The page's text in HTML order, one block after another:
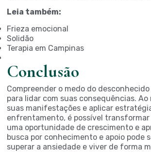
Leia também:
Frieza emocional
Solidão
Terapia em Campinas
Conclusão
Compreender o medo do
para lidar com suas consequências.
suas manifestações e aplicar
enfrentamento, é possível transformar
uma oportunidade de crescimento e
busca por conhecimento e apoio pode
superar a ansiedade e viver de forma